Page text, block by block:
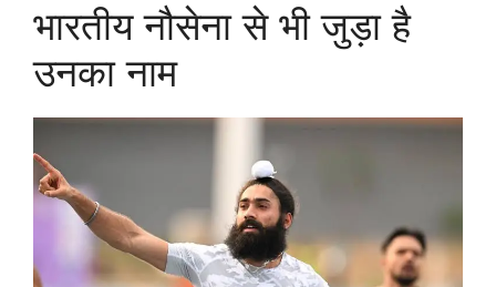
भारतीय नौसेना से भी जुड़ा है
उनका नाम